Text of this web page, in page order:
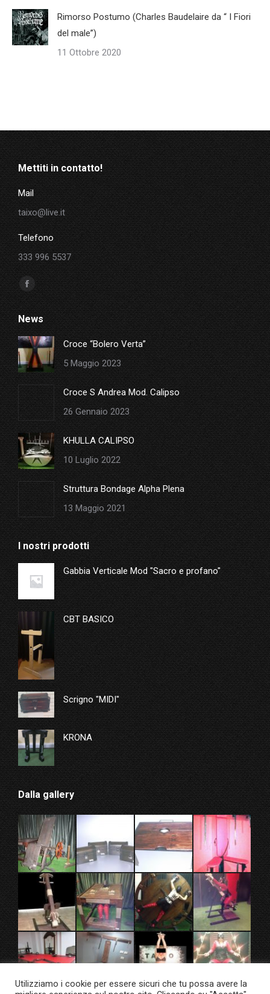
Rimorso Postumo (Charles Baudelaire da “ I Fiori
del male”)
11 Ottobre 2020
Mettiti in contatto!
Mail
taixo@live.it
Telefono
333 996 5537
Ci puoi trovare su:
Facebook
page
opens
in
new
window
News
Croce “Bolero Verta”
5 Maggio 2023
Croce S Andrea Mod. Calipso
26 Gennaio 2023
KHULLA CALIPSO
10 Luglio 2022
Struttura Bondage Alpha Plena
13 Maggio 2021
I nostri prodotti
Gabbia Verticale Mod "Sacro e profano"
CBT BASICO
Scrigno "MIDI"
KRONA
Dalla gallery
Utilizziamo i cookie per essere sicuri che tu possa avere la